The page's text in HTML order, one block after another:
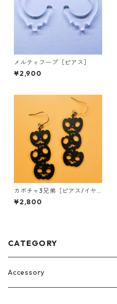
メルティフープ［ピアス］
¥2,900
カボチャ3兄弟［ピアス/イヤ
リング］
¥2,800
CATEGORY
Accessory